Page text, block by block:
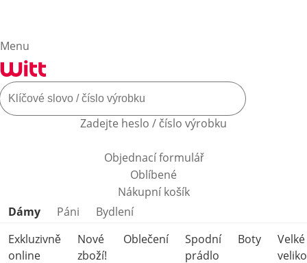
Menu
Zadejte heslo / číslo výrobku
Objednací formulář
Oblíbené
Nákupní košík
Přeskočit kategorie produktů
Dámy Páni
Bydlení
Exkluzivně
online
Nové
zboží!
Oblečení
Spodní
prádlo
Boty
Velké